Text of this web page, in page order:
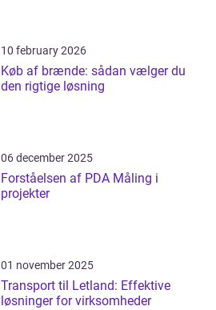
10 february 2026
Køb af brænde: sådan vælger du
den rigtige løsning
06 december 2025
Forståelsen af PDA Måling i
projekter
01 november 2025
Transport til Letland: Effektive
løsninger for virksomheder